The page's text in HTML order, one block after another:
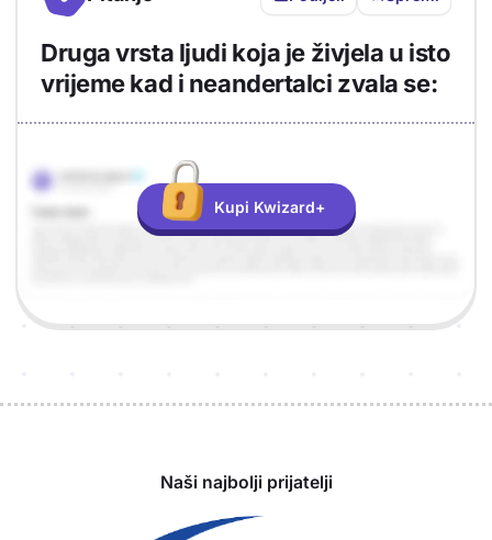
Druga vrsta ljudi koja je živjela u isto
vrijeme kad i neandertalci zvala se:
Odgovor
Objašnjenje
Kupi Kwizard+
Naši najbolji prijatelji